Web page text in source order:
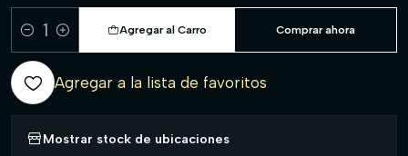
Cantidad
Agregar al Carro Comprar ahora
Agregar a la lista de favoritos
Mostrar stock de ubicaciones